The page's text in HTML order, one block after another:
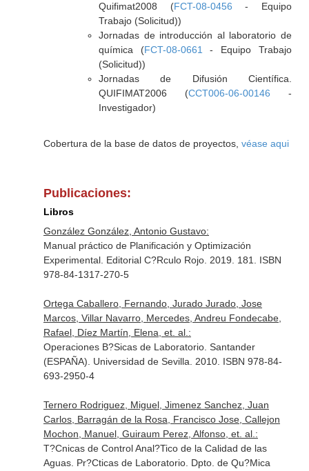
Quifimat2008 (FCT-08-0456 - Equipo
Trabajo (Solicitud))
Jornadas de introducción al laboratorio de
química (FCT-08-0661
- Equipo Trabajo
(Solicitud))
Jornadas de Difusión Científica.
QUIFIMAT2006 (CCT006-06-00146 -
Investigador)
Cobertura de la base de datos de proyectos, véase aqui
Publicaciones:
Libros
González González, Antonio Gustavo:
Manual práctico de Planificación y Optimización
Experimental. Editorial C?Rculo Rojo. 2019. 181. ISBN
978-84-1317-270-5
Ortega Caballero, Fernando, Jurado Jurado, Jose
Marcos, Villar Navarro, Mercedes, Andreu Fondecabe,
Rafael, Díez Martín, Elena, et. al.:
Operaciones B?Sicas de Laboratorio. Santander
(ESPAÑA). Universidad de Sevilla. 2010. ISBN 978-84-
693-2950-4
Ternero Rodriguez, Miguel, Jimenez Sanchez, Juan
Carlos, Barragán de la Rosa, Francisco Jose, Callejon
Mochon, Manuel, Guiraum Perez, Alfonso, et. al.:
T?Cnicas de Control Anal?Tico de la Calidad de las
Aguas. Pr?Cticas de Laboratorio. Dpto. de Qu?Mica